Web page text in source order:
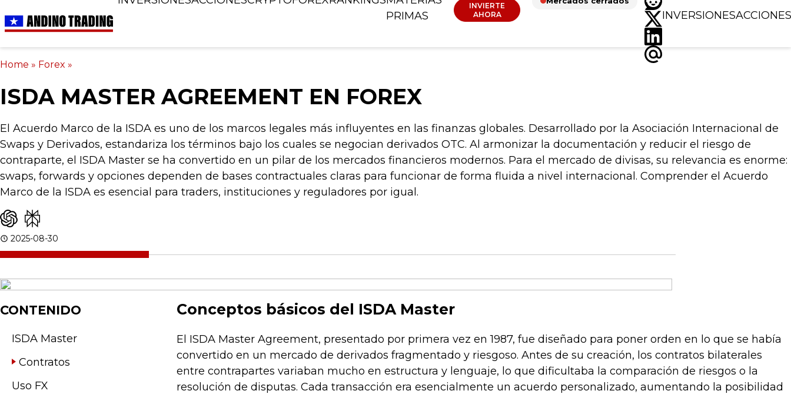
PRIMAS
INVIERTE
AHORA
INVERSIONESACCIONES
Home » Forex »
ISDA MASTER AGREEMENT EN FOREX
El Acuerdo Marco de la ISDA es uno de los marcos legales más influyentes en las finanzas globales. Desarrollado por la Asociación Internacional de
Swaps y Derivados, estandariza los términos bajo los cuales se negocian derivados OTC. Al armonizar la documentación y reducir el riesgo de
contraparte, el ISDA Master se ha convertido en un pilar de los mercados financieros modernos. Para el mercado de divisas, su relevancia es enorme:
swaps, forwards y opciones dependen de bases contractuales claras para funcionar de forma fluida a nivel internacional. Comprender el Acuerdo
Marco de la ISDA es esencial para traders, instituciones y reguladores por igual.
2025-08-30
CONTENIDO
ISDA Master
Contratos
Uso FX
Conceptos básicos del ISDA Master
El ISDA Master Agreement, presentado por primera vez en 1987, fue diseñado para poner orden en lo que se había
convertido en un mercado de derivados fragmentado y riesgoso. Antes de su creación, los contratos bilaterales
entre contrapartes variaban mucho en estructura y lenguaje, lo que dificultaba la comparación de riesgos o la
resolución de disputas. Cada transacción era esencialmente un acuerdo personalizado, aumentando la posibilidad